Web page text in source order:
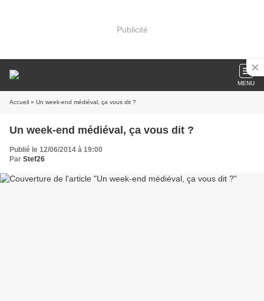
Publicité
MENU
Accueil » Un week-end médiéval, ça vous dit ?
Un week-end médiéval, ça vous dit ?
Publié le 12/06/2014 à 19:00
Par Stef26